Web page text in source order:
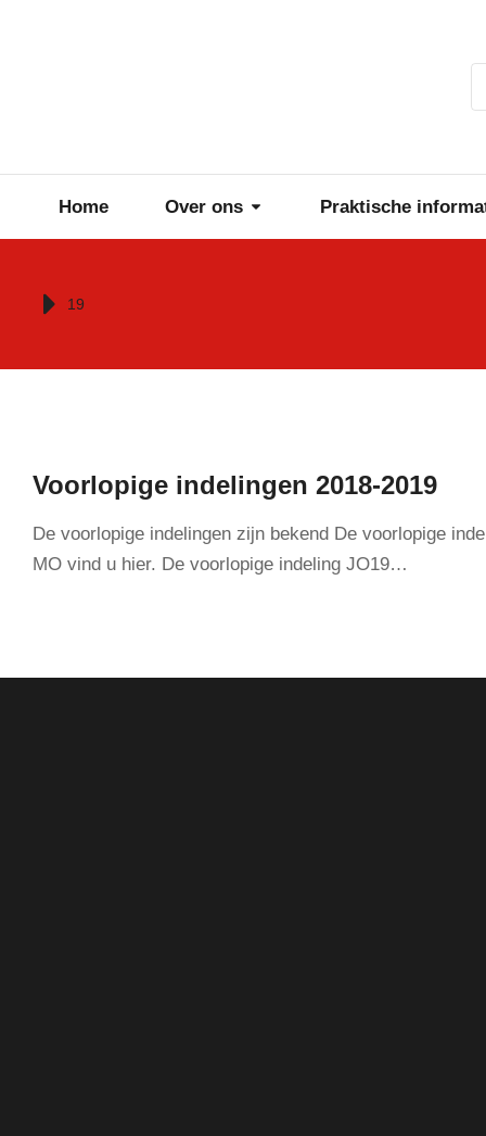
Home Over ons Praktische
Je bent hier:
19
Voorlopige indelingen 2018-2019
De voorlopige indelingen zijn bekend De voorlopige
MO vind u hier. De voorlopige indeling JO19…